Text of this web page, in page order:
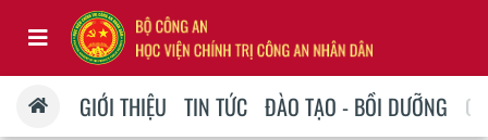
GIỚI THIỆU TIN TỨC ĐÀO TẠO - BỒI DƯỠNG